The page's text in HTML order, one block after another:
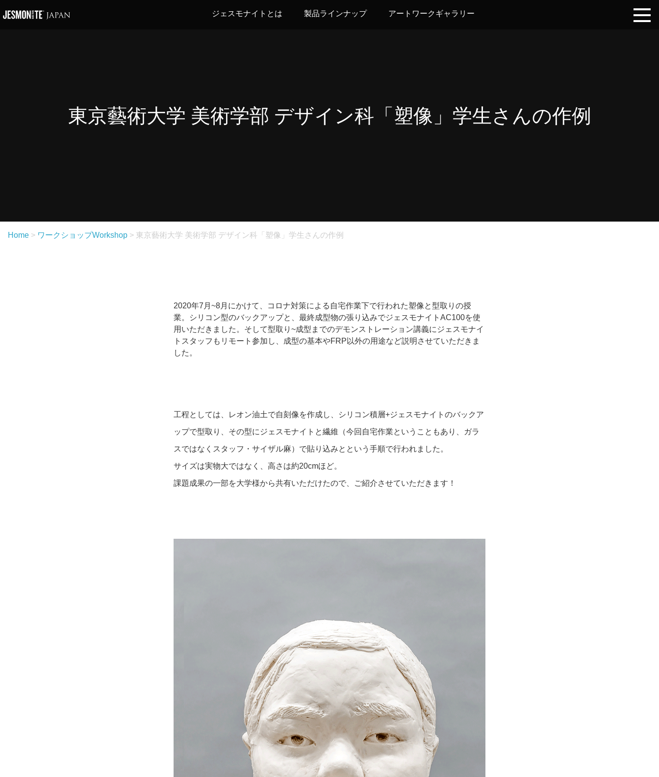
ジェスモナイトとは 製品ラインナップ アートワークギャラリー
東京藝術大学 美術学部 デザイン科「塑像」学生さんの作例
Home > ワークショップWorkshop > 東京藝術大学 美術学部 デザイン科「塑像」学生さんの作例
2020年7月~8月にかけて、コロナ対策による自宅作業下で行われた塑像と型取りの授
業。シリコン型のバックアップと、最終成型物の張り込みでジェスモナイトAC100を使
用いただきました。そして型取り~成型までのデモンストレーション講義にジェスモナイ
トスタッフもリモート参加し、成型の基本やFRP以外の用途など説明させていただきま
した。
工程としては、レオン油土で自刻像を作成し、シリコン積層+ジェスモナイトのバックア
ップで型取り、その型にジェスモナイトと繊維（今回自宅作業ということもあり、ガラ
スではなくスタッフ・サイザル麻）で貼り込みとという手順で行われました。
サイズは実物大ではなく、高さは約20cmほど。
課題成果の一部を大学様から共有いただけたので、ご紹介させていただきます！